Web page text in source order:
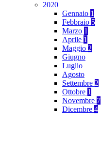
2020
Gennaio 1
Febbraio 5
Marzo 1
Aprile 1
Maggio 2
Giugno
Luglio
Agosto
Settembre 2
Ottobre 1
Novembre 7
Dicembre 4